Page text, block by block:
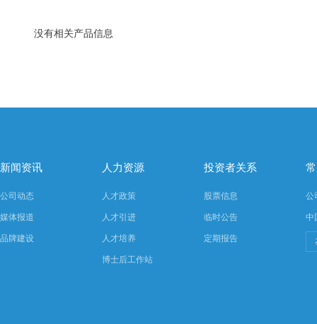
没有相关产品信息
新闻资讯
公司动态
媒体报道
品牌建设
人力资源
人才政策
人才引进
人才培养
博士后工作站
投资者关系
股票信息
临时公告
定期报告
公
中